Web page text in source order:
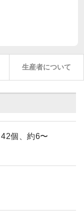
生産者について
個、約6〜